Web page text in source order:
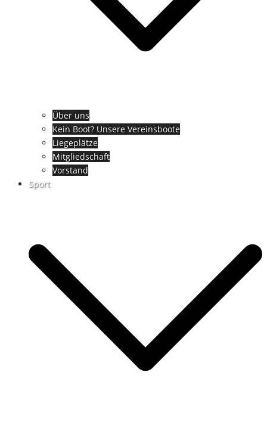
Über uns
Kein Boot? Unsere Vereinsboote
Liegeplätze
Mitgliedschaft
Vorstand
Sport